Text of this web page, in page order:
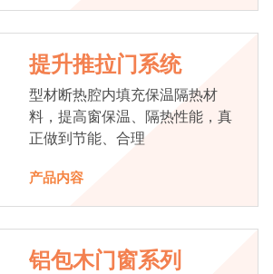
提升推拉门系统
型材断热腔内填充保温隔热材
料，提高窗保温、隔热性能，真
正做到节能、合理
产品内容
铝包木门窗系列